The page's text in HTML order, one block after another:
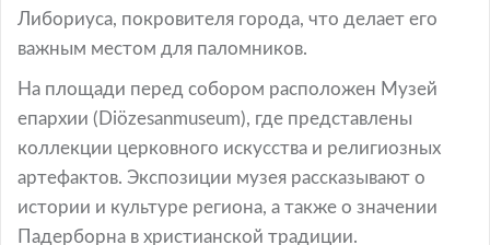
Либориуса, покровителя города, что делает его
важным местом для паломников.
На площади перед собором расположен Музей
епархии (Diözesanmuseum), где представлены
коллекции церковного искусства и религиозных
артефактов. Экспозиции музея рассказывают о
истории и культуре региона, а также о значении
Падерборна в христианской традиции.